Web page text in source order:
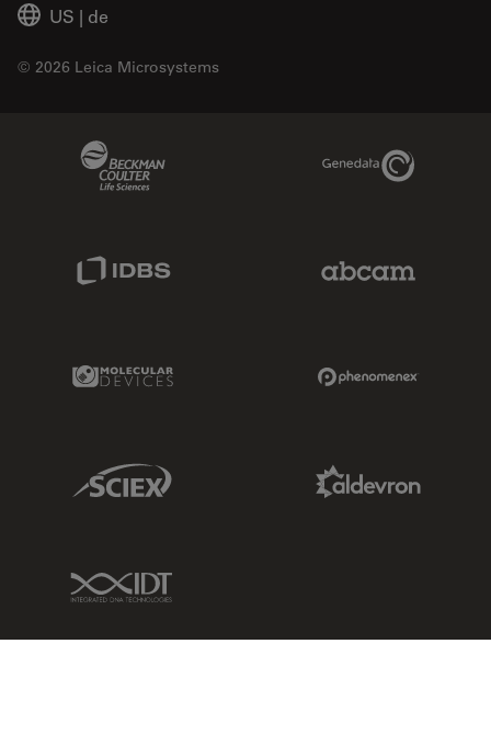
US | de
© 2026 Leica Microsystems
Genedata Link
Molecular Devices Link
Sciex Link
IDT Link